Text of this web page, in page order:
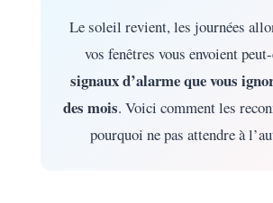
Le soleil revient, les journées
vos fenêtres vous envoient
signaux d’alarme que vous
des mois. Voici comment les
pourquoi ne pas attendre à